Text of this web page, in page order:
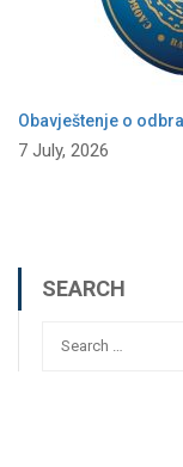
Obavještenje o
7 July, 2026
SEARCH